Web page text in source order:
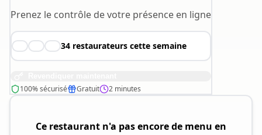
Prenez le contrôle de votre présence en ligne
👨‍🍳 👩‍🍳 🧑‍🍳34 restaurateurs cette semaine
100% sécurisé Gratuit 2 minutes
Ce restaurant n'a pas encore de menu en